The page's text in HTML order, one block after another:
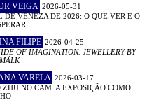
VEIGA 2026-05-31
DE VENEZA DE 2026: O QUE VER E O
FILIPE 2026-04-25
OF IMAGINATION. JEWELLERY BY
VARELA 2026-03-17
ZHU NO CAM: A EXPOSIÇÃO COMO